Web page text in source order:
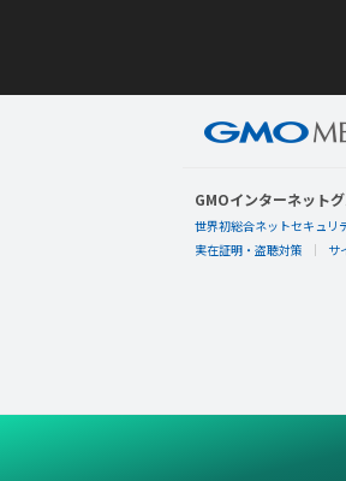
GMOインターネット
世界初総合ネットセキュリ
実在証明・盗聴対策
サ